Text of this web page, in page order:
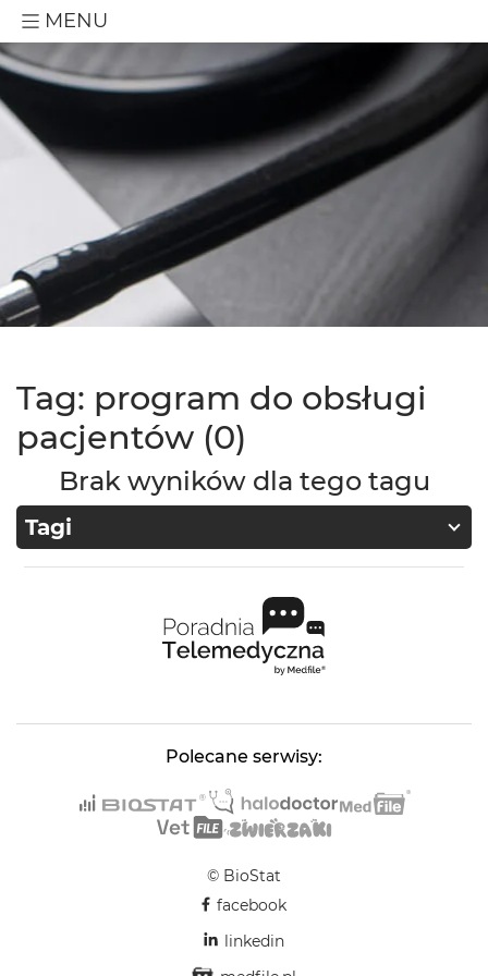
MENU
Tag: program do obsługi
pacjentów (0)
Brak wyników dla tego tagu
Tagi
Polecane serwisy:
© BioStat
facebook
linkedin